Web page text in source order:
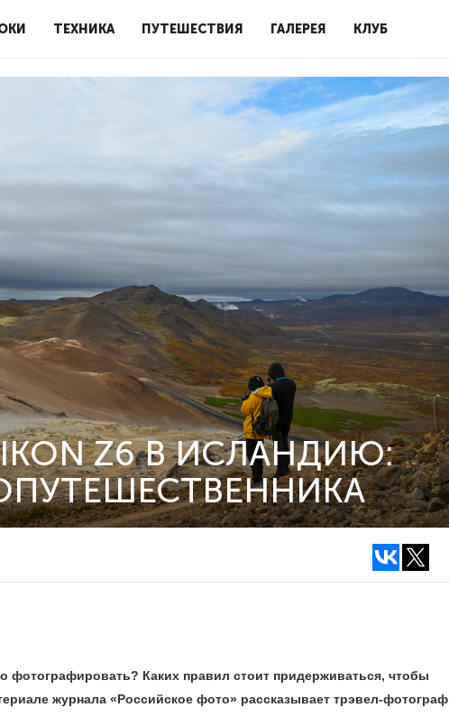
ТЕХНИКА ПУТЕШЕСТВИЯ ГАЛЕРЕЯ КЛУБ
Z6 В ИСЛАНДИЮ:
фотографировать? Каких правил стоит придерживаться, чтобы
журнала «Российское фото» рассказывает трэвел-фотограф